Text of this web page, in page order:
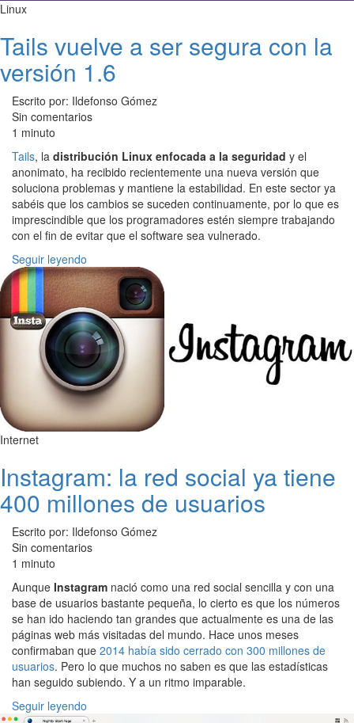
Linux
Tails vuelve a ser segura con la
versión 1.6
Escrito por: Ildefonso Gómez
Sin comentarios
1 minuto
Tails, la distribución Linux enfocada a la seguridad y el
anonimato, ha recibido recientemente una nueva versión que
soluciona problemas y mantiene la estabilidad. En este sector ya
sabéis que los cambios se suceden continuamente, por lo que es
imprescindible que los programadores estén siempre trabajando
con el fin de evitar que el software sea vulnerado.
Seguir leyendo
Internet
Instagram: la red social ya tiene
400 millones de usuarios
Escrito por: Ildefonso Gómez
Sin comentarios
1 minuto
Aunque Instagram nació como una red social sencilla y con una
base de usuarios bastante pequeña, lo cierto es que los números
se han ido haciendo tan grandes que actualmente es una de las
páginas web más visitadas del mundo. Hace unos meses
confirmaban que 2014 había sido cerrado con 300 millones de
usuarios. Pero lo que muchos no saben es que las estadísticas
han seguido subiendo. Y a un ritmo imparable.
Seguir leyendo